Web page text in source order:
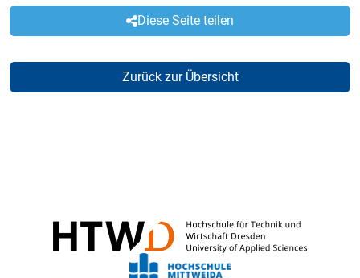
Diese Seite teilen
Zurück zur Übersicht